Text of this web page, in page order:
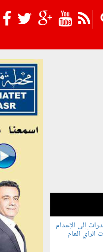
إلى الإعدام
العام